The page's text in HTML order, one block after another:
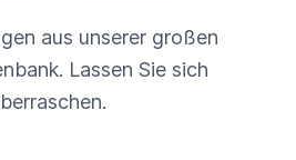
aus unserer großen
Lassen Sie sich